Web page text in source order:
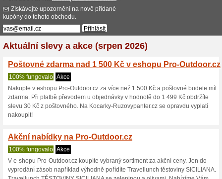
Obchody
Hlavní strana>P> Pro-
Pro-
Zobrazení: